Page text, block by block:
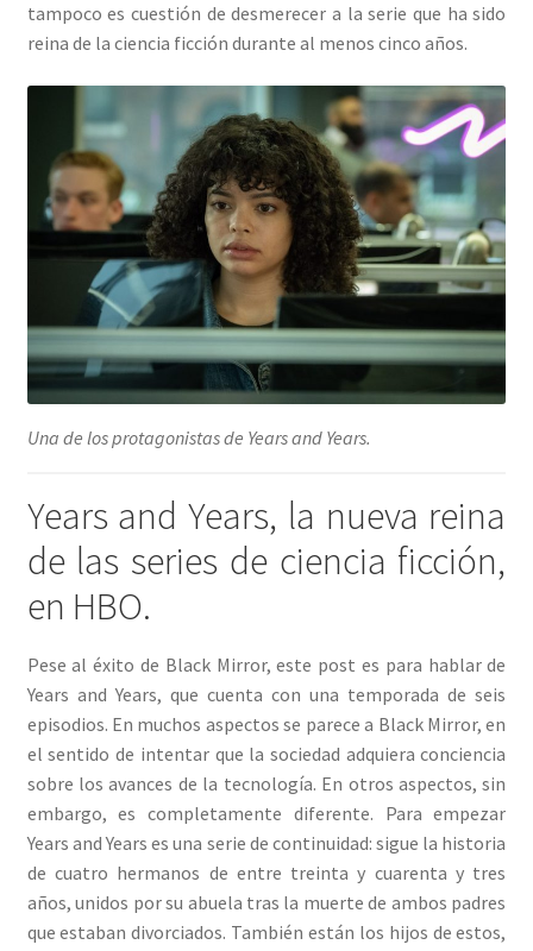
tampoco es cuestión de desmerecer a la serie que ha sido
reina de la ciencia ficción durante al menos cinco años.
Una de los protagonistas de Years and Years.
Years and Years, la nueva reina
de las series de ciencia ficción,
en HBO.
Pese al éxito de Black Mirror, este post es para hablar de
Years and Years, que cuenta con una temporada de seis
episodios. En muchos aspectos se parece a Black Mirror, en
el sentido de intentar que la sociedad adquiera conciencia
sobre los avances de la tecnología. En otros aspectos, sin
embargo, es completamente diferente. Para empezar
Years and Years es una serie de continuidad: sigue la historia
de cuatro hermanos de entre treinta y cuarenta y tres
años, unidos por su abuela tras la muerte de ambos padres
que estaban divorciados. También están los hijos de estos,